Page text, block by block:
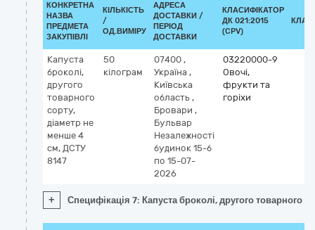
КОНКРЕТНА
НАЗВА
ПРЕДМЕТА
ЗАКУПІВЛІ
КІЛЬКІСТЬ
/
ОД.ВИМІРУ
АДРЕСА
ДОСТАВКИ /
ПЕРІОД
ДОСТАВКИ
КЛАСИФІКАТОР
ДК 021:2015
(CPV)
Капуста
броколі,
другого
товарного
сорту,
діаметр не
менше 4
см, ДСТУ
8147
50
кілограм
07400 ,
Україна ,
Київська
область ,
Бровари ,
Бульвар
Незалежності
будинок 15-б
по 15-07-
2026
03220000-9
Овочі,
фрукти та
горіхи
+ Специфікація 7: Капуста броколі, другого товарного